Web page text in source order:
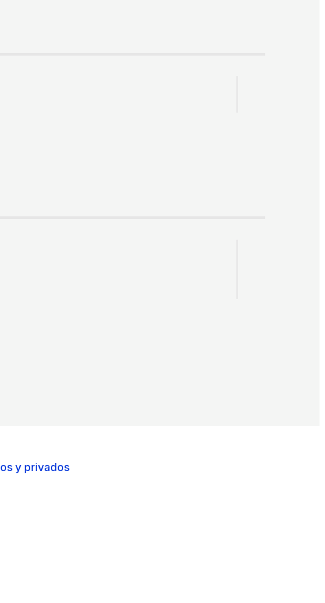
y privados